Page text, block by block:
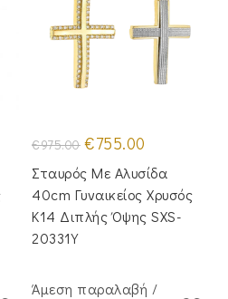
€975.00 Original
price
was:
€975.00.
€755.00
τιμή
είναι:
€755.00.
Σταυρός Με Αλυσίδα
40cm Γυναικείος Χρυσός
Κ14 Διπλής Όψης SXS-
20331Y
Άμεση παραλαβή /